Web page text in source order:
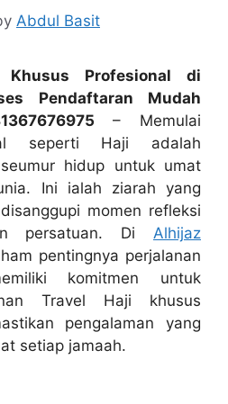
Abdul Basit
Profesional di
Pendaftaran Mudah
– Memulai
seperti Haji adalah
hidup untuk umat
Ini ialah ziarah yang
momen refleksi
persatuan. Di Alhijaz
pentingnya perjalanan
komitmen untuk
Travel Haji khusus
pengalaman yang
setiap jamaah.